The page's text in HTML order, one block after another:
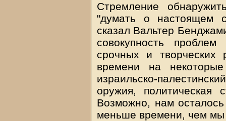
Стремление
"думать о настоящем
сказал Вальтер
совокупность
срочных и
времени на
израильско-
оружия, политическая
Возможно, нам
меньше времени, чем